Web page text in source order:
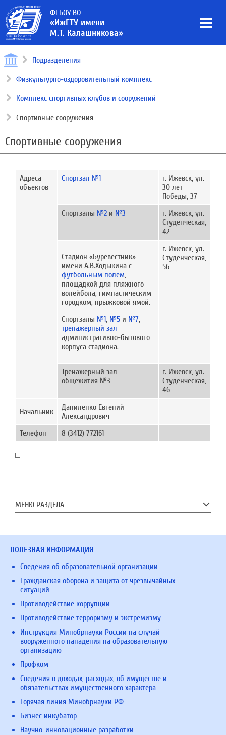
ФГБОУ ВО
«ИжГТУ имени
М.Т. Калашникова»
Подразделения
Физкультурно-оздоровительный комплекс
Комплекс спортивных клубов и сооружений
Спортивные сооружения
Спортивные сооружения
Адреса
объектов
Спортзал №1
г. Ижевск, ул.
30 лет
Победы, 37
Спортзалы №2 и №3
г. Ижевск, ул.
Студенческая,
42
Стадион «Буревестник»
имени А.В.Ходыкина с
футбольным полем,
площадкой для пляжного
волейбола, гимнастическим
городком, прыжковой ямой.
Спортзалы №1, №5 и №7,
тренажерный зал
административно-бытового
корпуса стадиона.
г. Ижевск, ул.
Студенческая,
56
Тренажерный зал
общежития №3
г. Ижевск, ул.
Студенческая,
46
Начальник
Даниленко Евгений
Александрович
Телефон
8 (3412) 772161
МЕНЮ РАЗДЕЛА
ПОЛЕЗНАЯ ИНФОРМАЦИЯ
Сведения об образовательной организации
Гражданская оборона и защита от чрезвычайных
ситуаций
Противодействие коррупции
Противодействие терроризму и экстремизму
Инструкция Минобрнауки России на случай
вооруженного нападения на образовательную
организацию
Профком
Сведения о доходах, расходах, об имуществе и
обязательствах имущественного характера
Горячая линия Минобрнауки РФ
Бизнес инкубатор
Научно-инновационные разработки